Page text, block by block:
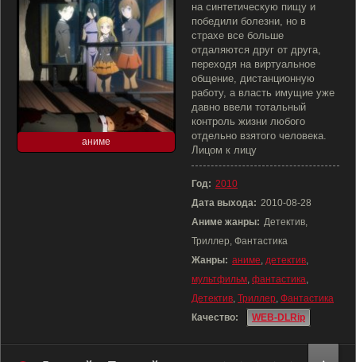
аниме
на синтетическую пищу и
победили болезни, но в
страхе все больше
отдаляются друг от друга,
переходя на виртуальное
общение, дистанционную
работу, а власть имущие уже
давно ввели тотальный
контроль жизни любого
отдельно взятого человека.
Лицом к лицу
Год: 2010
Дата выхода: 2010-08-28
Аниме жанры: Детектив,
Триллер, Фантастика
Жанры: аниме, детектив,
мультфильм, фантастика,
Детектив, Триллер, Фантастика
Качество:
WEB-DLRip